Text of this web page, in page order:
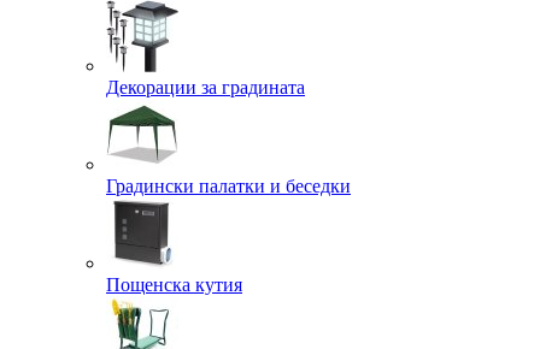
Декорации за градината
Градински палатки и беседки
Пощенска кутия